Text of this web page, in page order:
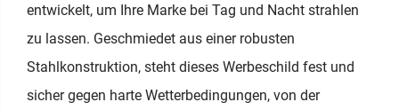
entwickelt, um Ihre Marke bei Tag und Nacht strahlen
zu lassen. Geschmiedet aus einer robusten
Stahlkonstruktion, steht dieses Werbeschild fest und
sicher gegen harte Wetterbedingungen, von der